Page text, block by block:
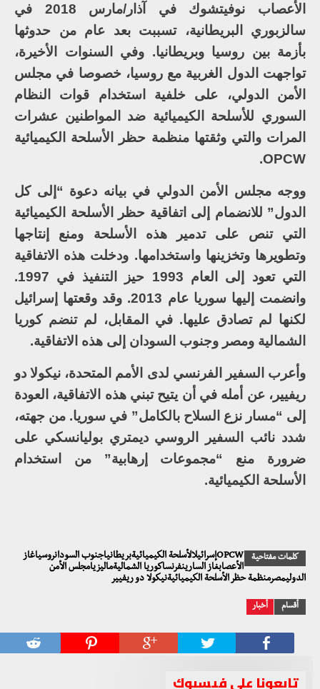
الأعصاب نوفيتشوك في آذار/مارس 2018 في
سالزبوري البريطانية، تسببت بعد عام من حدوثها
بأزمة بين روسيا وبريطانيا. وفي السنوات الأخيرة،
تواجهت الدول الغربية مع روسيا، خصوصا في مجلس
الأمن الدولي، على خلفية استخدام قوات النظام
السوري للأسلحة الكيميائية ضد المواطنين عشرات
المرات والتي وثقتها منظمة حظر الأسلحة الكيميائية
OPCW.
ووجه مجلس الأمن الدولي في بيانه دعوة “إلى كل
الدول” للانضمام إلى اتفاقية حظر الأسلحة الكيميائية
التي تنص على تدمير هذه الأسلحة ومنع إنتاجها
وتطويرها وتخزينها واستخدامها. ودخلت هذه الاتفاقية
التي تعود إلى العام 1993 حيز التنفيذ في 1997.
وانضمت إليها سوريا عام 2013. وقد وقعتها إسرائيل
لكنها لم تصادق عليها. في المقابل، لم تنضم كوريا
الشمالية ومصر وجنوب السودان إلى هذه الاتفاقية.
وأعرب السفير الفرنسي لدى الأمم المتحدة، نيكولا دو
ريفيير، عن أمله في أن يتيح تبني هذه الاتفاقية، العودة
إلى “مسار نزع السلاح بالكامل” في سوريا. من جهته،
شدد نائب السفير الروسي ديمتري بوليانسكي على
ضرورة منع “مجموعات إرهابية” من استخدام
الأسلحة الكيميائية.
كلمات مفتاحية
OPCWإسرائيلالأسلحة الكيميائيةبريطانياجنوب السودانروسياغاز
الأعصابغاز السارينفرنساكوريا الشماليةماليزيامجلس الأمن
الدوليمصرمنظمة حظر الأسلحة الكيميائيةنيكولا دو ريفيير
أقسام أخبار
تابعونا على فيسبوك